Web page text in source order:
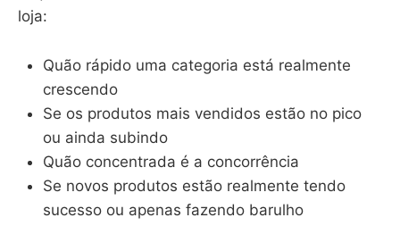
loja:
Quão rápido uma categoria está realmente
crescendo
Se os produtos mais vendidos estão no pico
ou ainda subindo
Quão concentrada é a concorrência
Se novos produtos estão realmente tendo
sucesso ou apenas fazendo barulho